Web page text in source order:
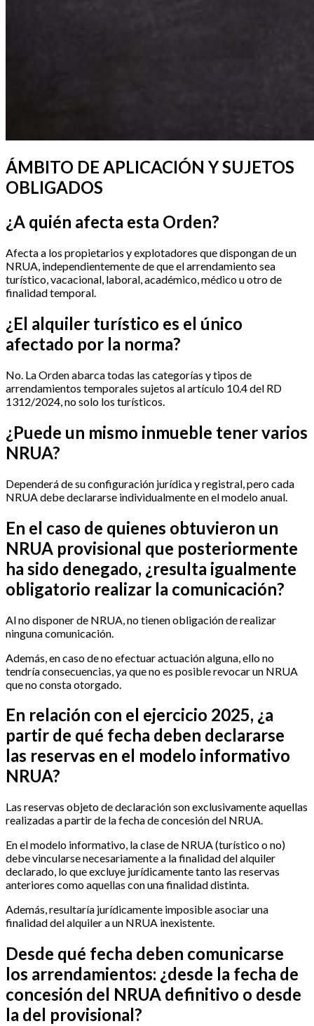
ÁMBITO DE APLICACIÓN Y SUJETOS
OBLIGADOS
¿A quién afecta esta Orden?
Afecta a los propietarios y explotadores que dispongan de un
NRUA, independientemente de que el arrendamiento sea
turístico, vacacional, laboral, académico, médico u otro de
finalidad temporal.
¿El alquiler turístico es el único
afectado por la norma?
No. La Orden abarca todas las categorías y tipos de
arrendamientos temporales sujetos al artículo 10.4 del RD
1312/2024, no solo los turísticos.
¿Puede un mismo inmueble tener varios
NRUA?
Dependerá de su configuración jurídica y registral, pero cada
NRUA debe declararse individualmente en el modelo anual.
En el caso de quienes obtuvieron un
NRUA provisional que posteriormente
ha sido denegado, ¿resulta igualmente
obligatorio realizar la comunicación?
Al no disponer de NRUA, no tienen obligación de realizar
ninguna comunicación.
Además, en caso de no efectuar actuación alguna, ello no
tendría consecuencias, ya que no es posible revocar un NRUA
que no consta otorgado.
En relación con el ejercicio 2025, ¿a
partir de qué fecha deben declararse
las reservas en el modelo informativo
NRUA?
Las reservas objeto de declaración son exclusivamente aquellas
realizadas a partir de la fecha de concesión del NRUA.
En el modelo informativo, la clase de NRUA (turístico o no)
debe vincularse necesariamente a la finalidad del alquiler
declarado, lo que excluye jurídicamente tanto las reservas
anteriores como aquellas con una finalidad distinta.
Además, resultaría jurídicamente imposible asociar una
finalidad del alquiler a un NRUA inexistente.
Desde qué fecha deben comunicarse
los arrendamientos: ¿desde la fecha de
concesión del NRUA definitivo o desde
la del provisional?